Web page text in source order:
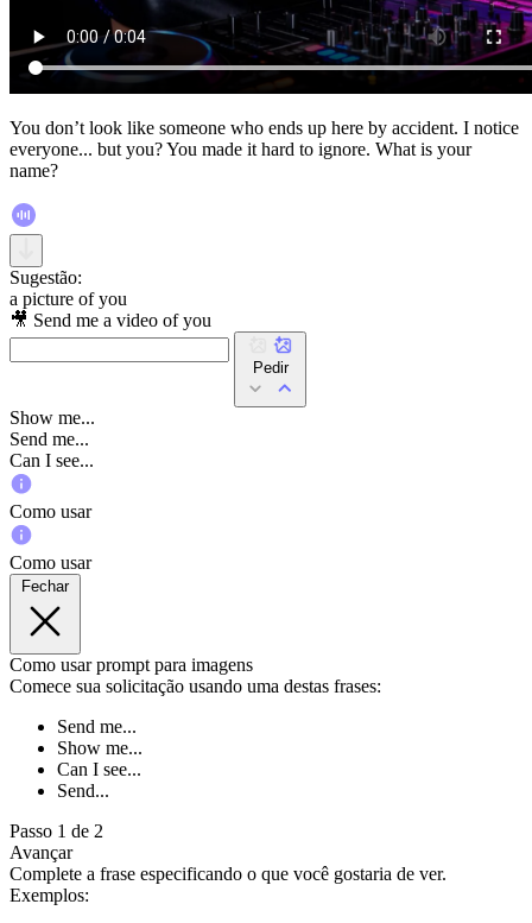
You don’t look like someone who ends up here by accident. I notice
everyone... but you? You made it hard to ignore. What is your
name?
Sugestão:
a picture of you
🎥 Send me a video of you
Pedir
Show me...
Send me...
Can I see...
Como usar
Como usar
Fechar
Como usar prompt para imagens
Comece sua solicitação usando uma destas frases:
Send me...
Show me...
Can I see...
Send...
Passo 1 de 2
Avançar
Complete a frase especificando o que você gostaria de ver.
Exemplos: